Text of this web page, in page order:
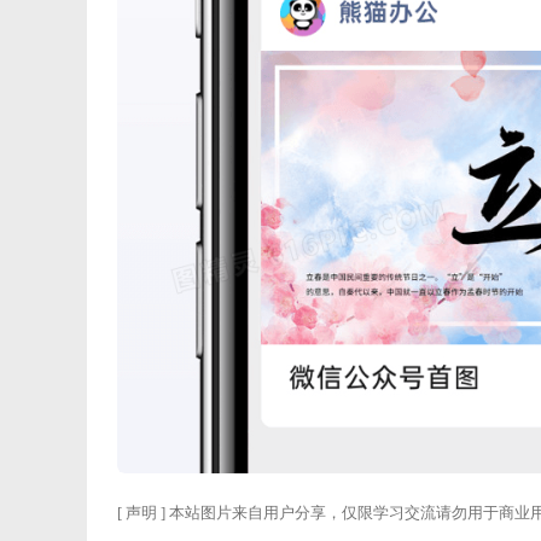
[ 声明 ] 本站图片来自用户分享，仅限学习交流请勿用于商业